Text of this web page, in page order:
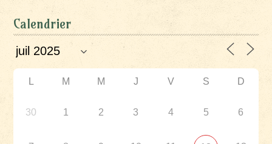
Calendrier
L M M J V S D
30 1 2 3 4 5 6